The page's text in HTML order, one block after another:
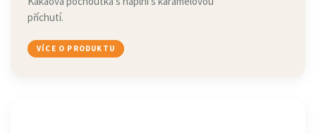
příchutí.
VÍCE O PRODUKTU